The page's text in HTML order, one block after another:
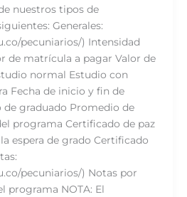
nuestros tipos de
Generales:
pecuniarios/) Intensidad
de matrícula a pagar Valor de
normal Estudio con
Fecha de inicio y fin de
graduado Promedio de
programa Certificado de paz
espera de grado Certificado
pecuniarios/) Notas por
programa NOTA: El